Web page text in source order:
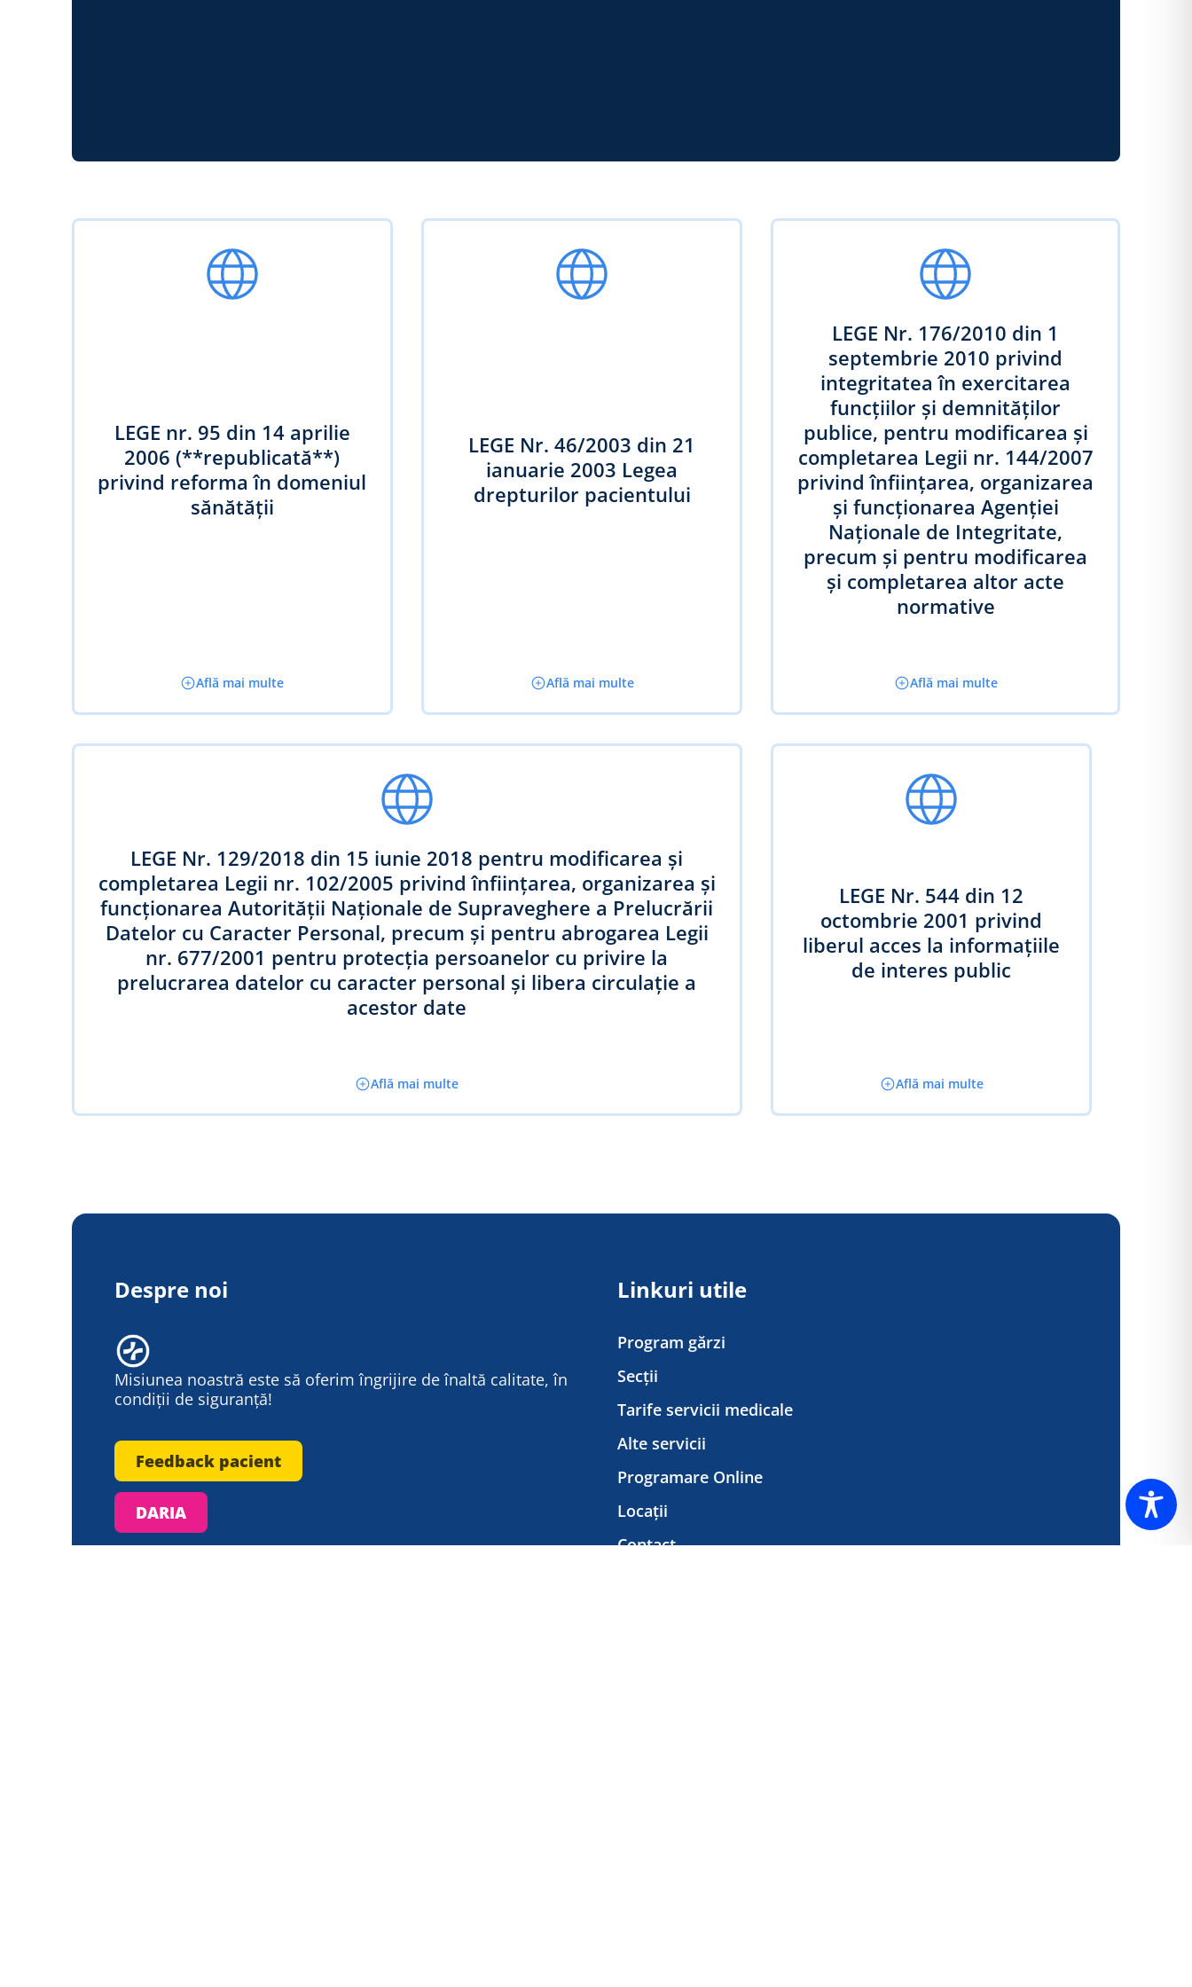
LEGE nr. 95 din 14 aprilie
2006 (**republicată**)
privind reforma în domeniul
sănătății
Află mai multe
LEGE Nr. 46/2003 din 21
ianuarie 2003 Legea
drepturilor pacientului
Află mai multe
LEGE Nr. 176/2010 din 1
septembrie 2010 privind
integritatea în exercitarea
funcţiilor şi demnităţilor
publice, pentru modificarea şi
completarea Legii nr. 144/2007
privind înfiinţarea, organizarea
şi funcţionarea Agenţiei
Naţionale de Integritate,
precum şi pentru modificarea
şi completarea altor acte
normative
Află mai multe
LEGE Nr. 129/2018 din 15 iunie 2018 pentru modificarea şi
completarea Legii nr. 102/2005 privind înfiinţarea, organizarea şi
funcţionarea Autorităţii Naţionale de Supraveghere a Prelucrării
Datelor cu Caracter Personal, precum şi pentru abrogarea Legii
nr. 677/2001 pentru protecţia persoanelor cu privire la
prelucrarea datelor cu caracter personal şi libera circulaţie a
acestor date
Află mai multe
LEGE Nr. 544 din 12
octombrie 2001 privind
liberul acces la informaţiile
de interes public
Află mai multe
Despre noi
Misiunea noastră este să oferim îngrijire de înaltă calitate, în
condiții de siguranță!
Feedback pacient
DARIA
Linkuri utile
Program gărzi
Secții
Tarife servicii medicale
Alte servicii
Programare Online
Locații
Contact